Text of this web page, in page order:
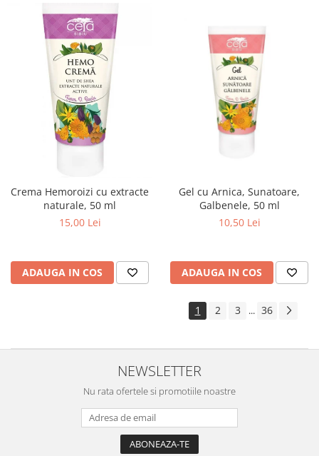
Crema Hemoroizi cu extracte
naturale, 50 ml
15,00 Lei
ADAUGA IN COS
Gel cu Arnica, Sunatoare,
Galbenele, 50 ml
10,50 Lei
ADAUGA IN COS
1 2 3 ... 36
NEWSLETTER
Nu rata ofertele si promotiile noastre